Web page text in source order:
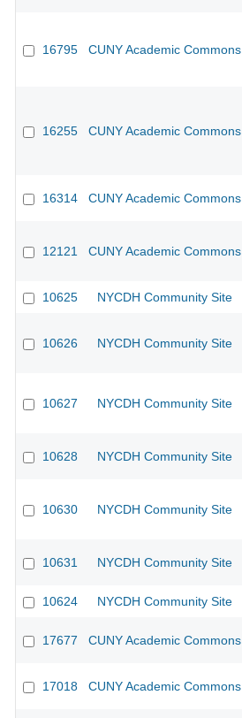
16795 CUNY Academic Commons
16255 CUNY Academic Commons
16314 CUNY Academic Commons
12121 CUNY Academic Commons
10625 NYCDH Community Site
10626 NYCDH Community Site
10627 NYCDH Community Site
10628 NYCDH Community Site
10630 NYCDH Community Site
10631 NYCDH Community Site
10624 NYCDH Community Site
17677 CUNY Academic Commons
17018 CUNY Academic Commons